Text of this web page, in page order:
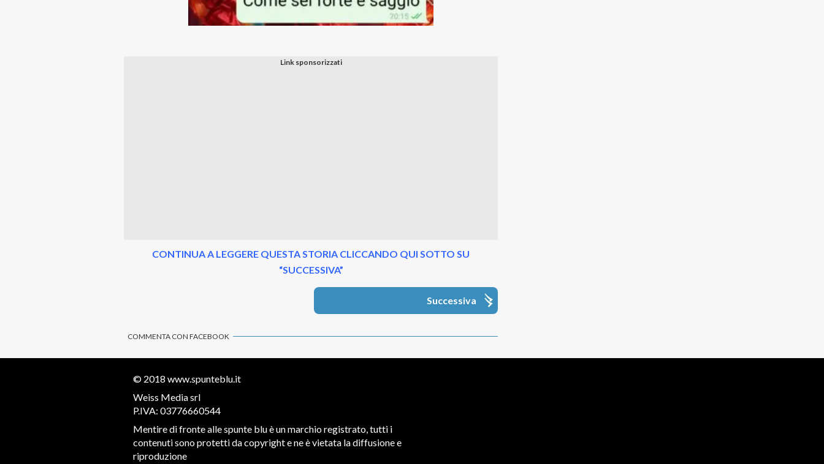
CONTINUA A LEGGERE QUESTA STORIA CLICCANDO QUI SOTTO SU
“SUCCESSIVA”
Successiva
COMMENTA CON FACEBOOK
© 2018 www.spunteblu.it
Weiss Media srl
P.IVA: 03776660544
Mentire di fronte alle spunte blu è un marchio registrato, tutti i
contenuti sono protetti da copyright e ne è vietata la diffusione e
riproduzione